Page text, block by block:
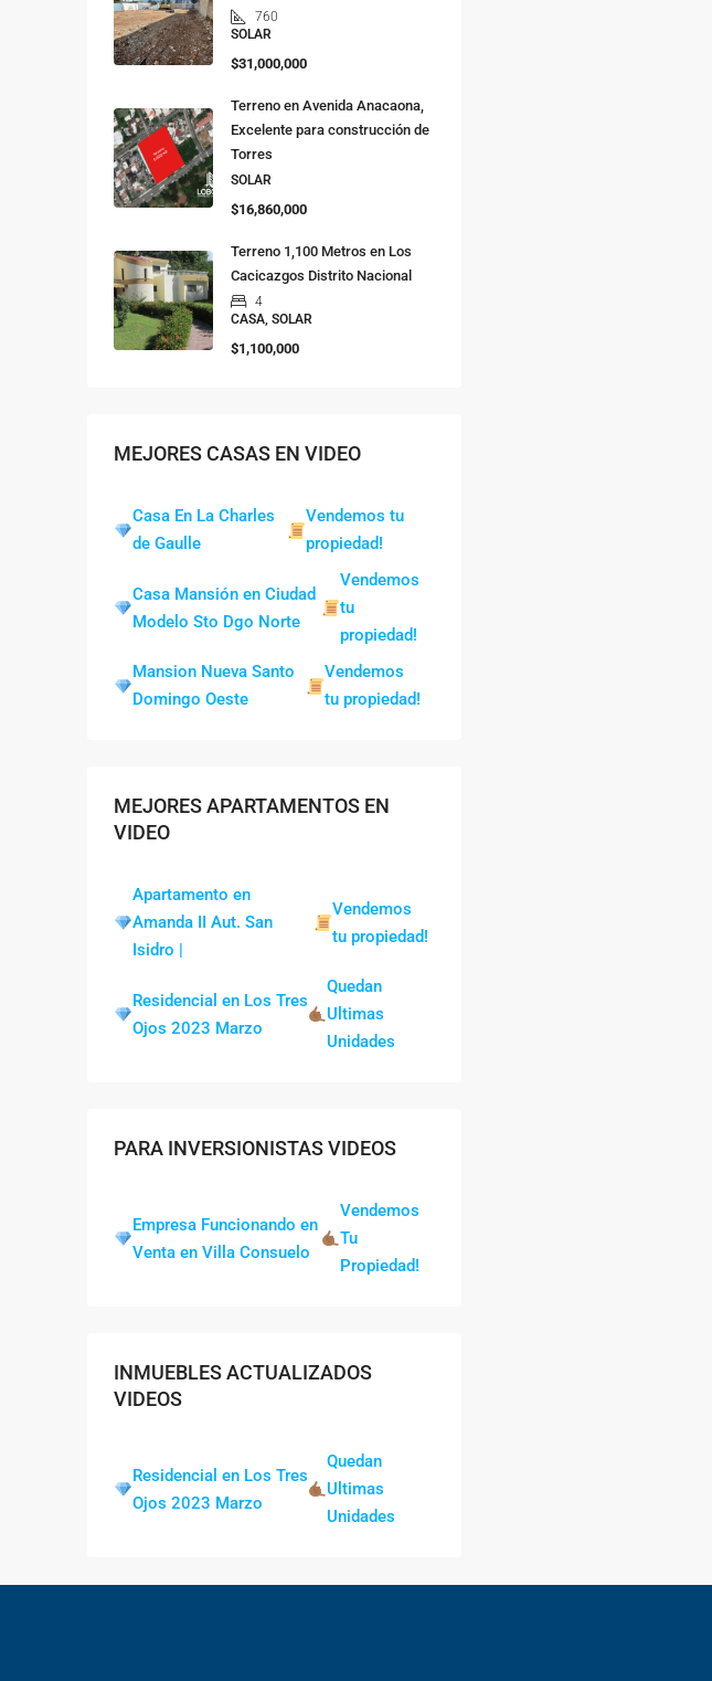
760
SOLAR
$31,000,000
Terreno en Avenida Anacaona,
Excelente para construcción de
Torres
SOLAR
$16,860,000
Terreno 1,100 Metros en Los
Cacicazgos Distrito Nacional
4
CASA, SOLAR
$1,100,000
MEJORES CASAS EN VIDEO
Casa En La Charles
de Gaulle
Vendemos tu
propiedad!
Casa Mansión en Ciudad
Modelo Sto Dgo Norte
Vendemos
tu
propiedad!
Mansion Nueva Santo
Domingo Oeste
Vendemos
tu propiedad!
MEJORES APARTAMENTOS EN
VIDEO
Apartamento en
Amanda II Aut. San
Isidro |
Vendemos
tu propiedad!
Residencial en Los Tres
Ojos 2023 Marzo
Quedan
Ultimas
Unidades
PARA INVERSIONISTAS VIDEOS
Empresa Funcionando en
Venta en Villa Consuelo
Vendemos
Tu
Propiedad!
INMUEBLES ACTUALIZADOS
VIDEOS
Residencial en Los Tres
Ojos 2023 Marzo
Quedan
Ultimas
Unidades